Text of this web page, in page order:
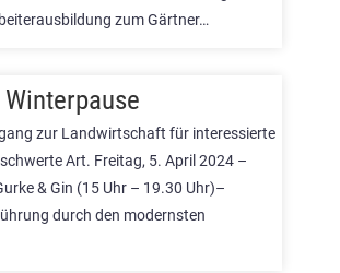
zum Gärtner…
zur Landwirtschaft für interessierte
Art. Freitag, 5. April 2024 –
& Gin (15 Uhr – 19.30 Uhr)–
durch den modernsten